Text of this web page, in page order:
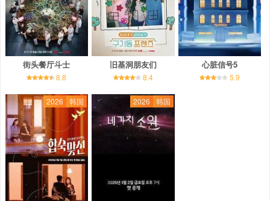
街头餐厅斗士
8.8
旧基洞朋友们
8.4
心脏信号5
5.9
2026 韩国 2026 韩国